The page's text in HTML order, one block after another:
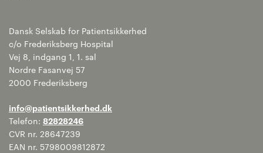
Dansk Selskab for Patientsikkerhed
c/o Frederiksberg Hospital
Vej 8, indgang 1, 1. sal
Nordre Fasanvej 57
2000 Frederiksberg
info@patientsikkerhed.dk
Telefon: 82828246
CVR nr. 28647239
EAN nr. 5798009812872